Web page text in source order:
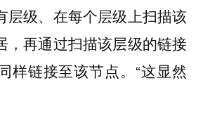
层级、在每个层级上扫描该
，再通过扫描该层级的链接
样链接至该节点。“这显然